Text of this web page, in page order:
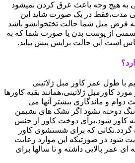
به هیچ وجه باعث عرق کردن نمیشود
مدت،فقط در یک صورت شاید این
به فرض مبل شما حالت تختخوابشو باشد
قسمتی از پوست بدن یا صورت شما که به
است این حالت برایش پیش بیاید.
با طول عمر کاور مبل ژلاتینی
کاورمبل ژلاتینی،همانند بقیه کاورها
دوام و ماندگاری بیشتر آنها می
تنگ دوخته نشود اگر تشک های نشیمن
کاور شود.برای دوخت کاور از جنس
که برای شستشوی کاور
شود در صورتیکه این موارد رعایت
ای عمر بالایی داشته و تا سالها برای